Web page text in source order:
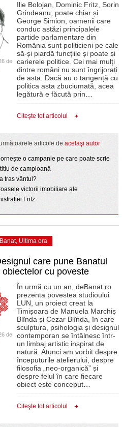
de
Ilie Bolojan, Dominic Fritz, Sorin
Grindeanu, poate chiar și
George Simion, oamenii care
conduc astăzi principalele
partide parlamentare din
România sunt politicieni pe cale
să-și piardă funcțiile și poate și
carierele politice. Cei mai mulți
dintre români nu sunt îngrijorați
de asta. Dacă au o tangență cu
politica asta zbuciumată, acea
legătură e făcută prin
Citeşte tot articolul
articole de acelaşi autor:
o campanie pe care poate scrie
de campioană
tras vântul?
victorii imobiliare ale
Fritz
, Ultima ora
care pune Banatul
obiectelor cu poveste
de
În urmă cu un an, deBanat.ro
prezenta povestea studioului
LUN, un proiect creat la
Timișoara de Manuela Marchiș
Blînda și Cezar Blînda, în care
sculptura, psihologia și designul
contemporan se întâlnesc într-
un limbaj artistic inspirat de
natură. Atunci am vorbit despre
începuturile atelierului, despre
filosofia „neo-organică” și
despre felul în care fiecare
obiect este conceput
Citeşte tot articolul